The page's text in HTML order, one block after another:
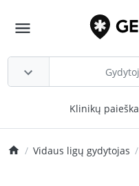
Klinikų paieška
Vidaus ligų gydytojas